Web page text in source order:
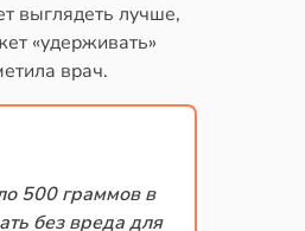
выглядеть лучше,
«удерживать»
врач.
500 граммов в
без вреда для